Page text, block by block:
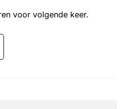
voor volgende keer.